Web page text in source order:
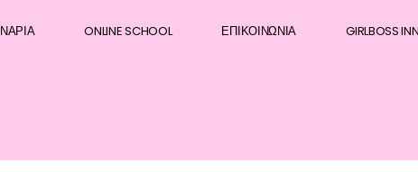
ONLINE SCHOOL ΕΠΙΚΟΙΝΩΝΊΑ GIRLBOSS